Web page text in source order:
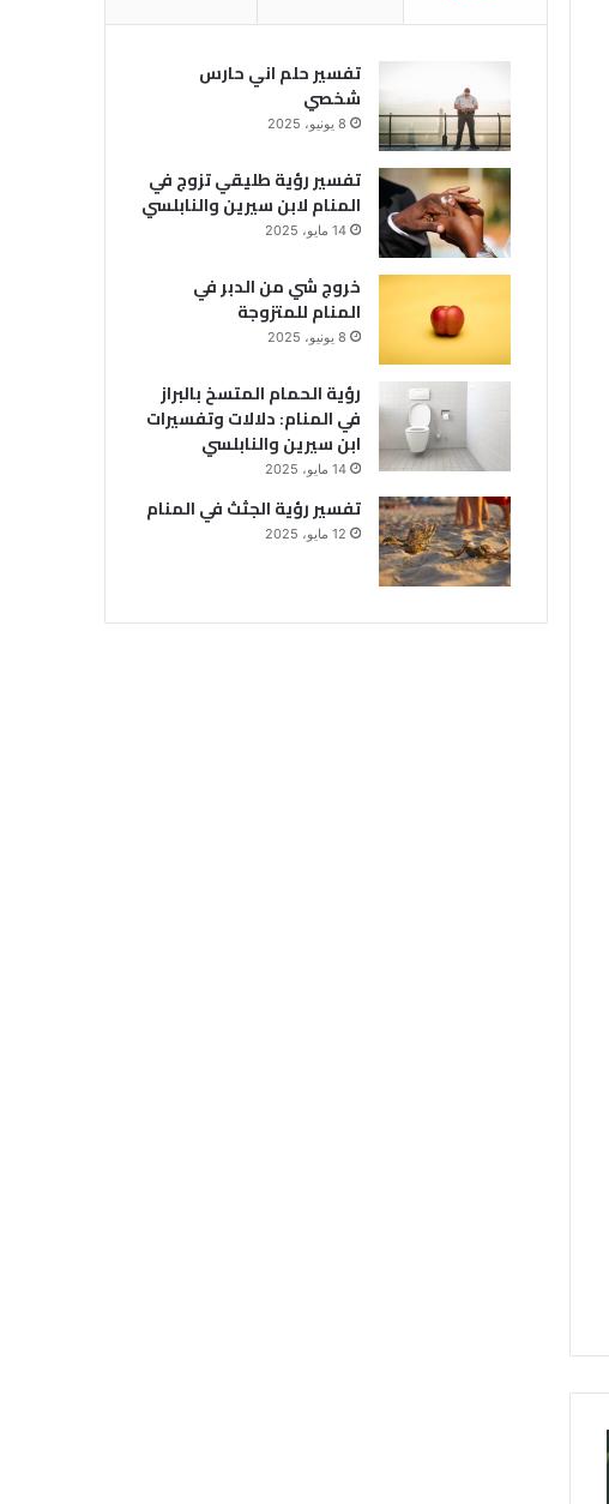
تفسير حلم اني حارس
شخصي
8 يونيو، 2025
تفسير رؤية طليقي تزوج في
المنام لابن سيرين والنابلسي
14 مايو، 2025
خروج شي من الدبر في
المنام للمتزوجة
8 يونيو، 2025
رؤية الحمام المتسخ بالبراز
في المنام: دلالات وتفسيرات
ابن سيرين والنابلسي
14 مايو، 2025
تفسير رؤية الجثث في المنام
12 مايو، 2025